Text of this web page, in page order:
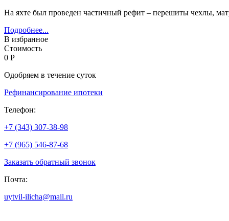
На яхте был проведен частичный рефит – перешиты чехлы,
Подробнее...
В избранное
Стоимость
0 Р
Одобряем в течение суток
Рефинансирование ипотеки
Телефон:
+7 (343) 307-38-98
+7 (965) 546-87-68
Заказать обратный звонок
Почта:
uytvil-ilicha@mail.ru